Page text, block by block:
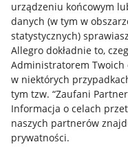
urządzeniu końcowym
danych (w tym w
statystycznych)
Allegro dokładnie to,
Administratorem Twoich
w niektórych
tym tzw. “Zaufani
Informacja o celach
naszych partnerów
prywatności.
Jak to działa
Napisz do nas
Allegro Gadane dla
Allegro Gadane dla
Mapa miejscowości